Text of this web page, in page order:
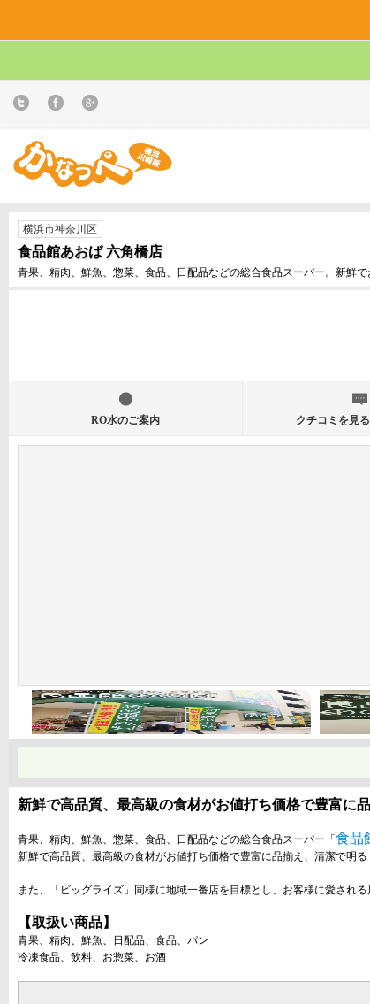
横浜市神奈川区
食品館あおば 六角橋店
青果、精肉、鮮魚、惣菜、食品、日配品などの総合食品スーパー。新鮮
RO水のご案内 クチコミを見
新鮮で高品質、最高級の食材がお値打ち価格で豊富に
青果、精肉、鮮魚、惣菜、食品、日配品などの総合食品スーパー「 食品
新鮮で高品質、最高級の食材がお値打ち価格で豊富に品揃え、清潔で明
また、「ビッグライズ」同様に地域一番店を目標とし、お客様に愛される
【取扱い商品】
青果、精肉、鮮魚、日配品、食品、パン
冷凍食品、飲料、お惣菜、お酒